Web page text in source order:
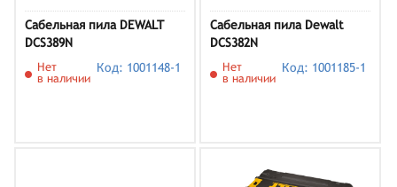
Сабельная пила DEWALT
DCS389N
Нет
в наличии
Код: 1001148-1
Сабельная пила Dewalt
DCS382N
Нет
в наличии
Код: 1001185-1